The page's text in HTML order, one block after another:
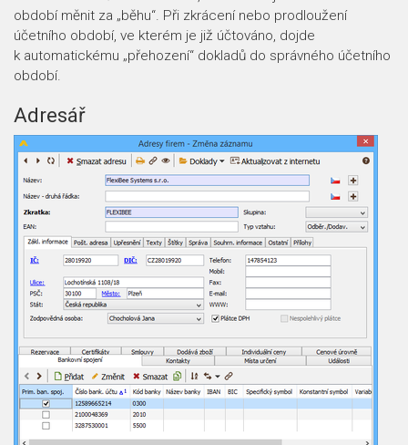
období měnit za „běhu“. Při zkrácení nebo prodloužení
účetního období, ve kterém je již účtováno, dojde
k automatickému „přehození“ dokladů do správného účetního
období.
Adresář